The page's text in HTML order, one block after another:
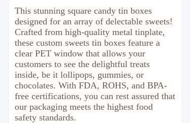
This stunning square candy tin boxes
designed for an array of delectable sweets!
Crafted from high-quality metal tinplate,
these custom sweets tin boxes feature a
clear PET window that allows your
customers to see the delightful treats
inside, be it lollipops, gummies, or
chocolates. With FDA, ROHS, and BPA-
free certifications, you can rest assured that
our packaging meets the highest food
safety standards.